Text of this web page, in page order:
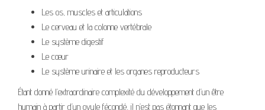
Les os, muscles et articulations
Le cerveau et la colonne vertébrale
Le système digestif
Le cœur
Le système urinaire et les organes reproducteurs
Étant donné l’extraordinaire complexité du développement d’un être
humain à partir d’un ovule fécondé, il n’est pas étonnant que les